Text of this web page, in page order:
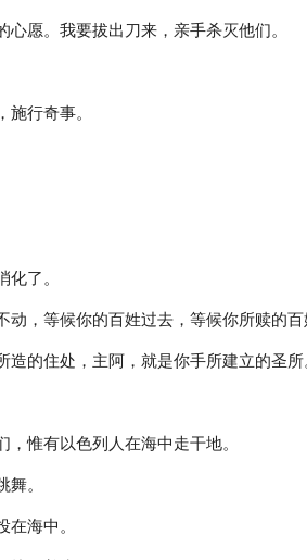
愿。我要拔出刀来，亲手杀灭他们。
行奇事。
化了。
，等候你的百姓过去，等候你所赎的百
的住处，主阿，就是你手所建立的圣所
惟有以色列人在海中走干地。
舞。
海中。